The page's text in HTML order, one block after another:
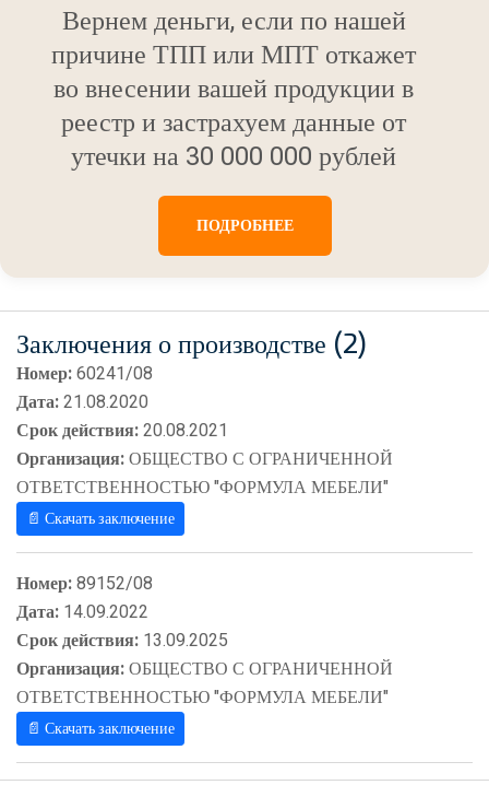
Вернем деньги, если по нашей
причине ТПП или МПТ откажет
во внесении вашей продукции в
реестр и застрахуем данные от
утечки на 30 000 000 рублей
ПОДРОБНЕЕ
Заключения о производстве (2)
Номер:60241/08
Дата:21.08.2020
Срок действия:20.08.2021
Организация:ОБЩЕСТВО С ОГРАНИЧЕННОЙ
ОТВЕТСТВЕННОСТЬЮ "ФОРМУЛА МЕБЕЛИ"
📄 Скачать заключение
Номер:89152/08
Дата: 14.09.2022
Срок действия: 13.09.2025
Организация:ОБЩЕСТВО С ОГРАНИЧЕННОЙ
ОТВЕТСТВЕННОСТЬЮ "ФОРМУЛА МЕБЕЛИ"
📄 Скачать заключение